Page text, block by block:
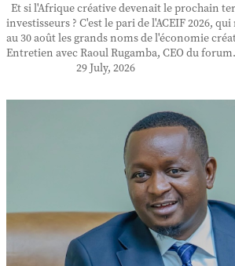
Et si l'Afrique créative devenait le prochain
investisseurs ? C'est le pari de l'ACEIF 2026,
au 30 août les grands noms de l'économie
Entretien avec Raoul Rugamba, CEO du
29 July, 2026